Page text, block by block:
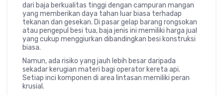
dari baja berkualitas tinggi dengan campuran mangan
yang memberikan daya tahan luar biasa terhadap
tekanan dan gesekan. Di pasar gelap barang rongsokan
atau pengepul besi tua, baja jenis ini memiliki harga jual
yang cukup menggiurkan dibandingkan besi konstruksi
biasa.
Namun, ada risiko yang jauh lebih besar daripada
sekadar kerugian materi bagi operator kereta api.
Setiap inci komponen di area lintasan memiliki peran
krusial.